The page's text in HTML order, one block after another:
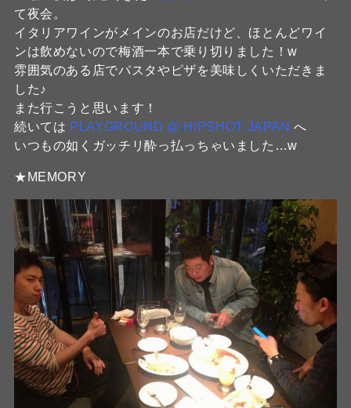
て夜会。
イタリアワインがメインのお店だけど、ほとんどワイ
ンは飲めないので梅酒一本で乗り切りました！w
雰囲気のある店でパスタやピザを美味しくいただきま
した♪
また行こうと思います！
続いては PLAYGROUND @ HIPSHOT JAPAN へ
いつもの如くガッチリ酔っ払っちゃいました…w
★MEMORY